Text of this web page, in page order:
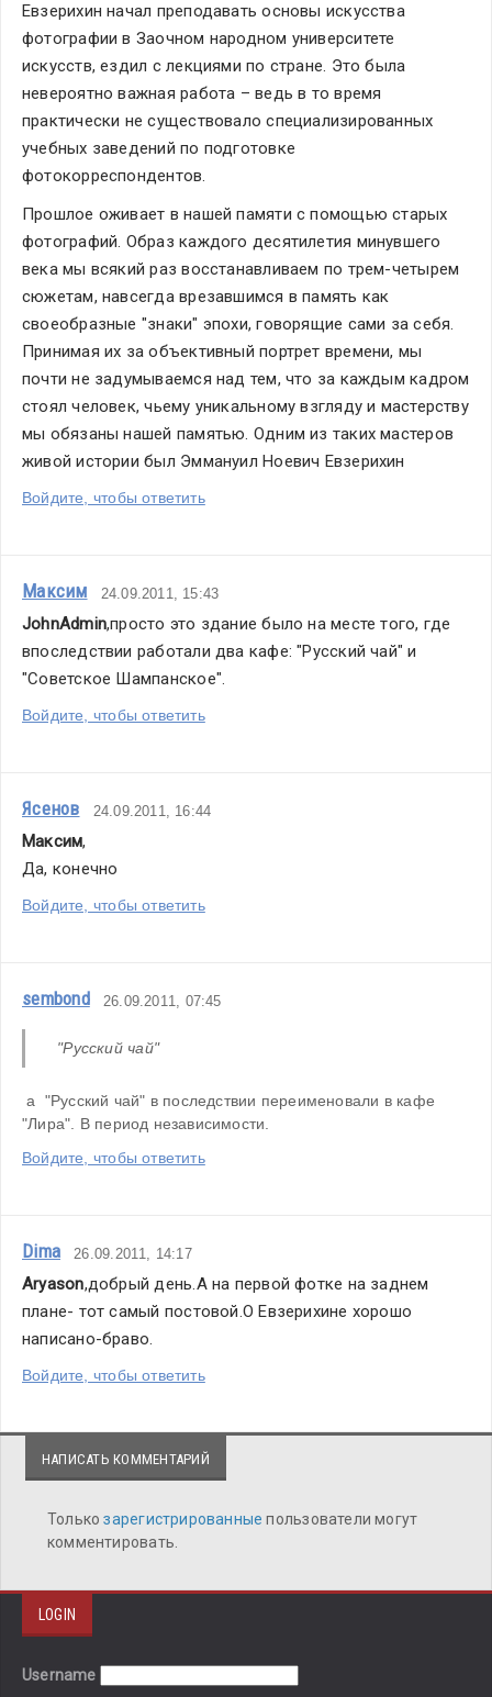
Евзерихин начал преподавать основы искусства
фотографии в Заочном народном университете
искусств, ездил с лекциями по стране. Это была
невероятно важная работа – ведь в то время
практически не существовало специализированных
учебных заведений по подготовке
фотокорреспондентов.
Прошлое оживает в нашей памяти с помощью старых
фотографий. Образ каждого десятилетия минувшего
века мы всякий раз восстанавливаем по трем-четырем
сюжетам, навсегда врезавшимся в память как
своеобразные "знаки" эпохи, говорящие сами за себя.
Принимая их за объективный портрет времени, мы
почти не задумываемся над тем, что за каждым кадром
стоял человек, чьему уникальному взгляду и мастерству
мы обязаны нашей памятью. Одним из таких мастеров
живой истории был Эммануил Ноевич Евзерихин
Войдите, чтобы ответить
Максим 24.09.2011, 15:43
JohnAdmin,просто это здание было на месте того, где
впоследствии работали два кафе: "Русский чай" и
"Советское Шампанское".
Войдите, чтобы ответить
Ясенов 24.09.2011, 16:44
Максим,
Да, конечно
Войдите, чтобы ответить
sembond 26.09.2011, 07:45
"Русский чай"
а  "Русский чай" в последствии переименовали в кафе
"Лира". В период независимости.
Войдите, чтобы ответить
Dima 26.09.2011, 14:17
Aryason,добрый день.А на первой фотке на заднем
плане- тот самый постовой.О Евзерихине хорошо
написано-браво.
Войдите, чтобы ответить
НАПИСАТЬ КОММЕНТАРИЙ
Толькозарегистрированныепользователи могут
комментировать.
LOGIN
Username